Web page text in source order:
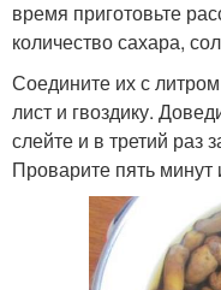
время приготовьте
количество сахара,
Соедините их с
лист и гвоздику.
слейте и в третий раз
Проварите пять минут